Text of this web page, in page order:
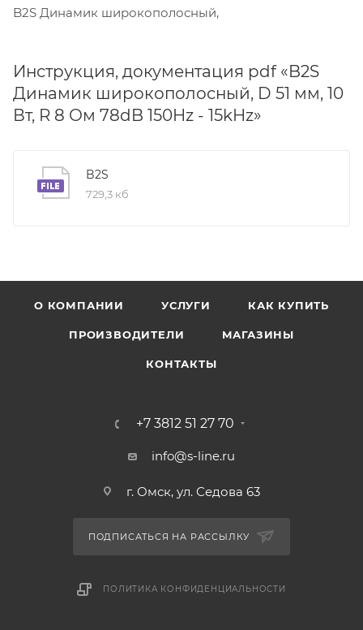
B2S Динамик широкополосный,
Инструкция, документация pdf «B2S
Динамик широкополосный, D 51 мм, 10
Вт, R 8 Ом 78dB 150Hz - 15kHz»
B2S
729,3 кб
О КОМПАНИИ УСЛУГИ КАК КУПИТЬ
ПРОИЗВОДИТЕЛИ МАГАЗИНЫ
КОНТАКТЫ
+7 3812 51 27 70
info@s-line.ru
г. Омск, ул. Седова 63
ПОДПИСАТЬСЯ НА РАССЫЛКУ
ПОЛИТИКА КОНФИДЕНЦИАЛЬНОСТИ